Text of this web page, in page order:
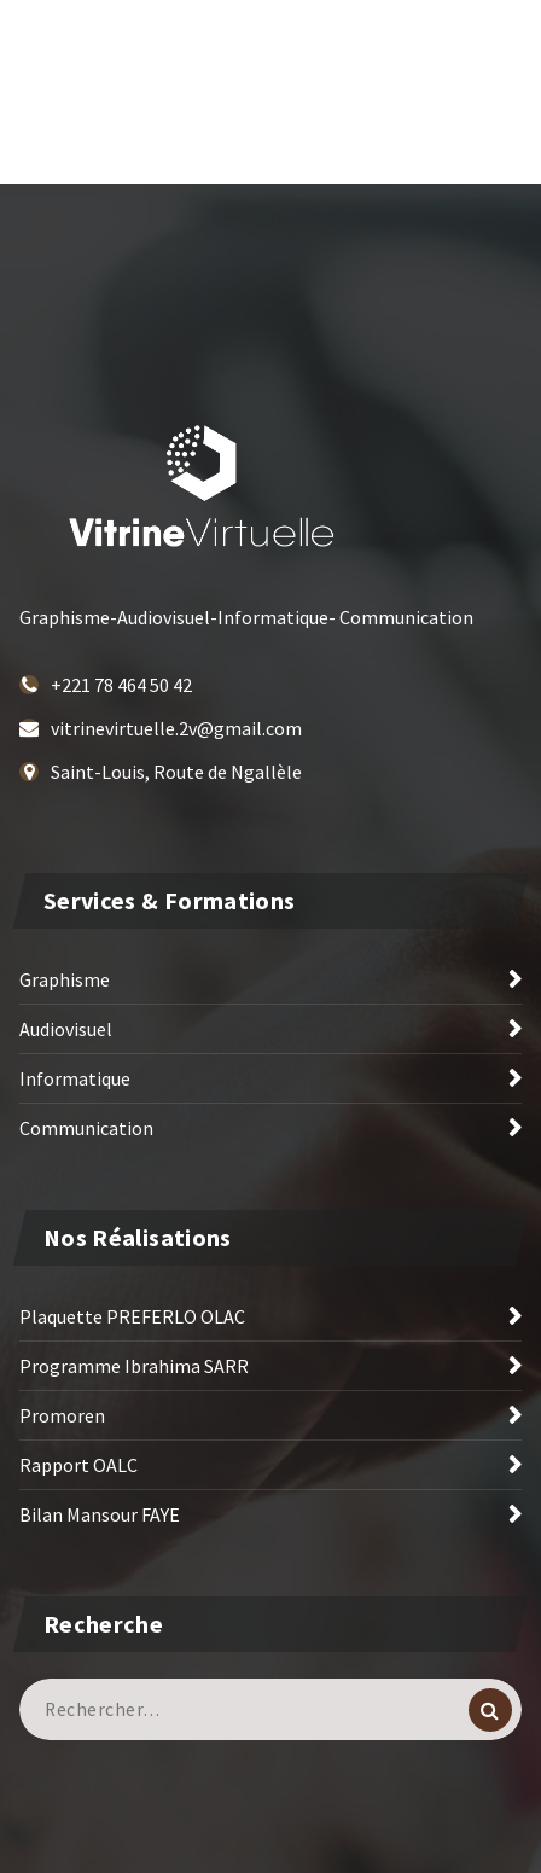
Graphisme-Audiovisuel-Informatique- Communication
+221 78 464 50 42
vitrinevirtuelle.2v@gmail.com
Saint-Louis, Route de Ngallèle
Services & Formations
Graphisme
Audiovisuel
Informatique
Communication
Nos Réalisations
Plaquette PREFERLO OLAC
Programme Ibrahima SARR
Promoren
Rapport OALC
Bilan Mansour FAYE
Recherche
Recherche
pour :